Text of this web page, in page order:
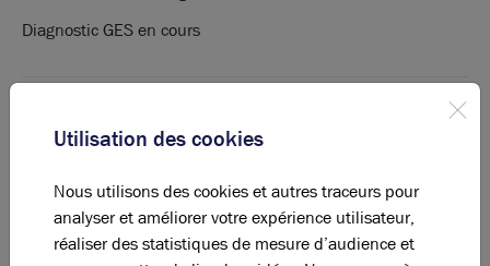
Diagnostic GES en cours
La perle rare pour votre
Utilisation des cookies
Nous utilisons des cookies et autres traceurs pour
analyser et améliorer votre expérience utilisateur,
réaliser des statistiques de mesure d’audience et